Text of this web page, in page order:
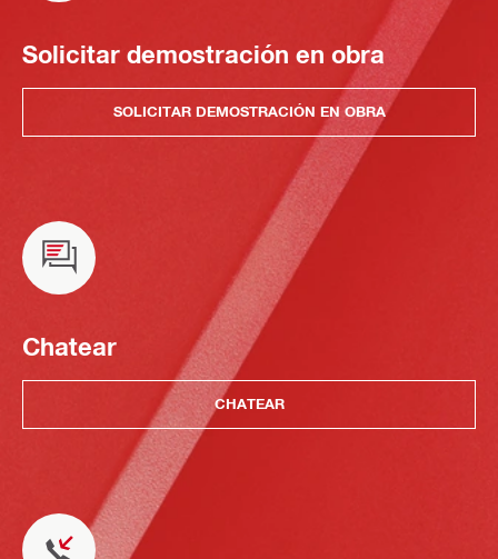
Solicitar demostración en obra
SOLICITAR DEMOSTRACIÓN EN OBRA
Chatear
CHATEAR